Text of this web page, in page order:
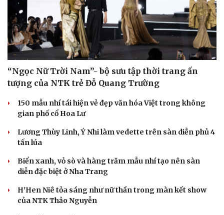
“Ngọc Nữ Trời Nam”- bộ sưu tập thời trang ấn
tượng của NTK trẻ Đỗ Quang Trường
150 mẫu nhí tái hiện vẻ đẹp văn hóa Việt trong không
gian phố cổ Hoa Lư
Lương Thùy Linh, Ý Nhi làm vedette trên sàn diễn phủ 4
tấn lúa
Biển xanh, vỏ sò và hàng trăm mẫu nhí tạo nên sàn
diễn đặc biệt ở Nha Trang
H'Hen Niê tỏa sáng như nữ thần trong màn kết show
của NTK Thảo Nguyễn